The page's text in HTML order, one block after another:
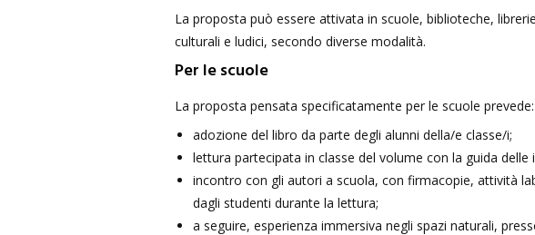
La proposta può essere attivata in scuole, biblioteche,
culturali e ludici, secondo diverse modalità.
Per le scuole
La proposta pensata specificatamente per le scuole prevede:
adozione del libro da parte degli alunni della/e classe/i;
lettura partecipata in classe del volume con la guida delle
incontro con gli autori a scuola, con firmacopie, attività
dagli studenti durante la lettura;
a seguire, esperienza immersiva negli spazi naturali,